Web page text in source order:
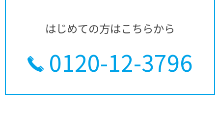
はじめての方はこちらから
0120-12-3796